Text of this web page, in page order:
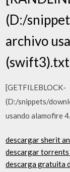
(D:/
archivo
[GETFILEBLOCK-
(D:/snippets/
usando alamofire
descargar sherit
descargar
descarga gratuita